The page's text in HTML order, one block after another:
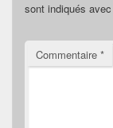
sont indiqués avec
Commentaire *